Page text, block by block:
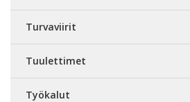
Turvaviirit
Tuulettimet
Työkalut